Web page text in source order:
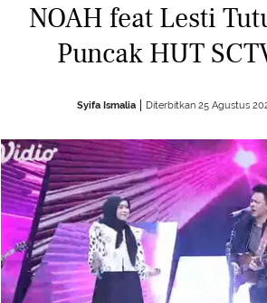
NOAH feat Lesti
Puncak HUT
Syifa Ismalia Diterbitkan 25 Agustus